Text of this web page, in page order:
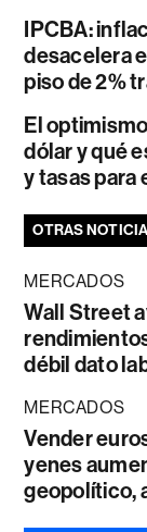
IPCBA:
desacelera
piso de 2%
El
dólar y qué
y tasas para
OTRAS
MERCADOS
Wall Street
débil dato
MERCADOS
Vender
yenes
geopolítico,